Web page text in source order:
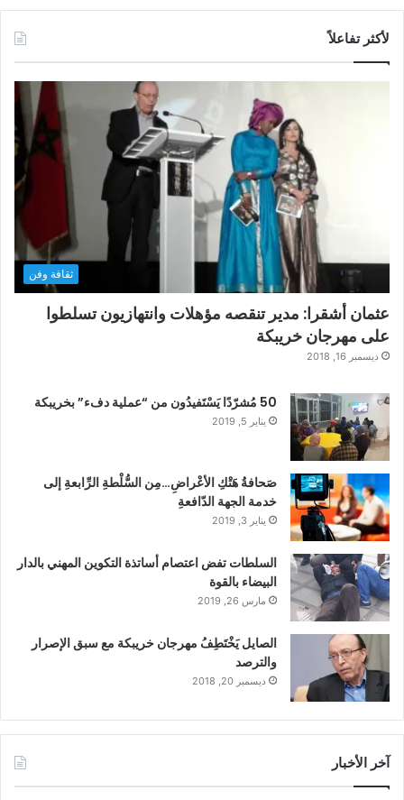
لأكثر تفاعلاً
ثقافة وفن
عثمان أشقرا: مدير تنقصه مؤهلات وانتهازيون تسلطوا
على مهرجان خريبكة
ديسمبر 16, 2018
50 مُشرّدًا يَسْتَفيدُون من “عملية دفء” بخريبكة
يناير 5, 2019
صَحافةُ هَتْكِ الأعْراضِ…مِن السُّلْطةِ الرِّابعةِ إلى
خدمة الجهة الدّافعةِ
يناير 3, 2019
السلطات تفض اعتصام أساتذة التكوين المهني بالدار
البيضاء بالقوة
مارس 26, 2019
الصايل يَخْتَطِفُ مهرجان خريبكة مع سبق الإصرار
والترصد
ديسمبر 20, 2018
آخر الأخبار